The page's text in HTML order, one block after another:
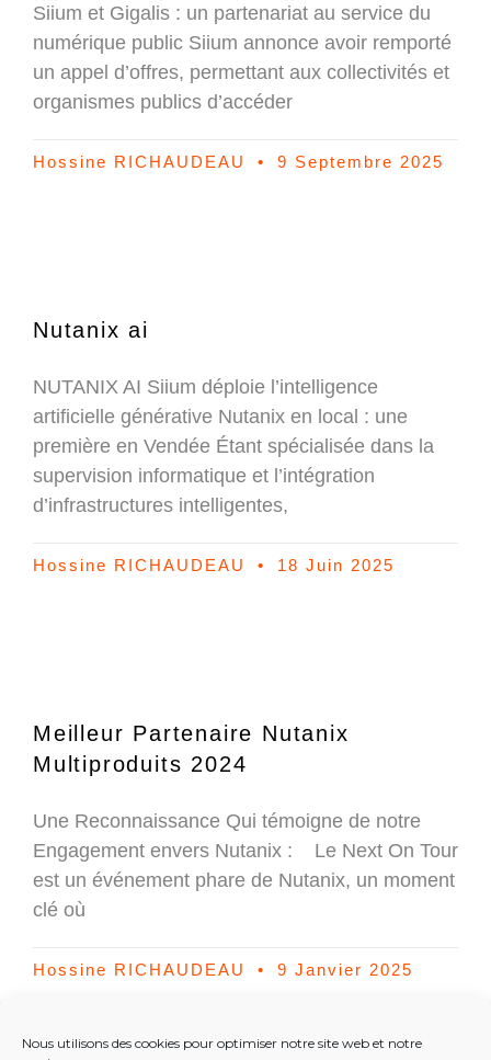
Nous utilisons des cookies pour optimiser notre site web et notre
Siium et Gigalis : un partenariat au service du
numérique public Siium annonce avoir remporté
un appel d’offres, permettant aux collectivités et
organismes publics d’accéder
Hossine RICHAUDEAU 9 Septembre 2025
Nutanix ai
NUTANIX AI Siium déploie l’intelligence
artificielle générative Nutanix en local : une
première en Vendée Étant spécialisée dans la
supervision informatique et l’intégration
d’infrastructures intelligentes,
Hossine RICHAUDEAU 18 Juin 2025
Meilleur Partenaire Nutanix
Multiproduits 2024
Une Reconnaissance Qui témoigne de notre
Engagement envers Nutanix : Le Next On Tour
est un événement phare de Nutanix, un moment
clé où
Hossine RICHAUDEAU 9 Janvier 2025